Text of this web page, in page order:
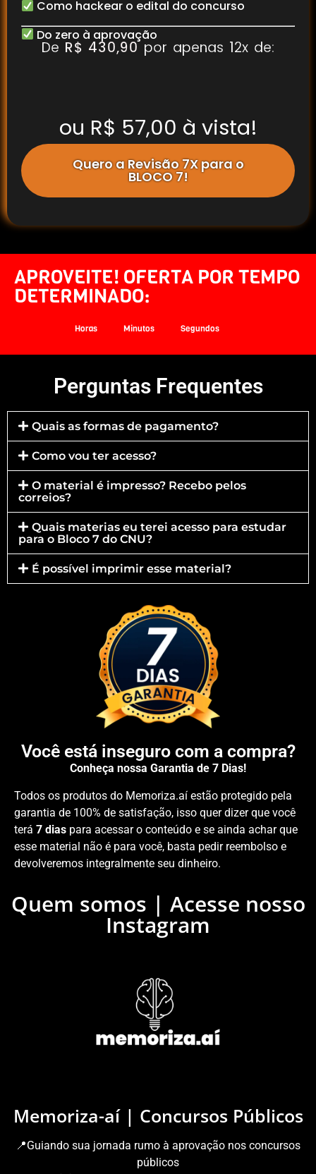
Como hackear o edital do concurso
Do zero à aprovação
De R$ 430,90 por apenas 12x de:
ou R$ 57,00 à vista!
Quero a Revisão 7X para o
BLOCO 7!
APROVEITE! OFERTA POR TEMPO
DETERMINADO:
Horas Minutos Segundos
Perguntas Frequentes
Quais as formas de pagamento?
Como vou ter acesso?
O material é impresso? Recebo pelos
correios?
Quais materias eu terei acesso para estudar
para o Bloco 7 do CNU?
É possível imprimir esse material?
Você está inseguro com a compra?
Conheça nossa Garantia de 7 Dias!
Todos os produtos do Memoriza.aí estão protegido pela
garantia de 100% de satisfação, isso quer dizer que você
terá 7 dias para acessar o conteúdo e se ainda achar que
esse material não é para você, basta pedir reembolso e
devolveremos integralmente seu dinheiro.
Quem somos | Acesse nosso
Instagram
Memoriza-aí | Concursos Públicos
📍Guiando sua jornada rumo à aprovação nos concursos
públicos